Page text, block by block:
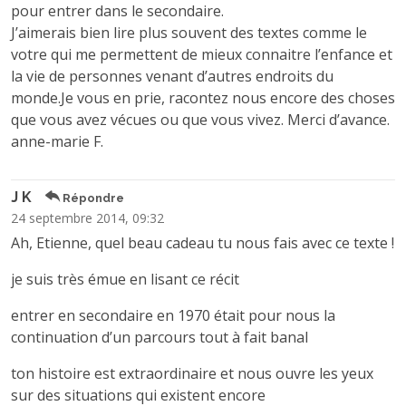
pour entrer dans le secondaire.
J’aimerais bien lire plus souvent des textes comme le
votre qui me permettent de mieux connaitre l’enfance et
la vie de personnes venant d’autres endroits du
monde.Je vous en prie, racontez nous encore des choses
que vous avez vécues ou que vous vivez. Merci d’avance.
anne-marie F.
J K Répondre
24 septembre 2014, 09:32
Ah, Etienne, quel beau cadeau tu nous fais avec ce texte !
je suis très émue en lisant ce récit
entrer en secondaire en 1970 était pour nous la
continuation d’un parcours tout à fait banal
ton histoire est extraordinaire et nous ouvre les yeux
sur des situations qui existent encore